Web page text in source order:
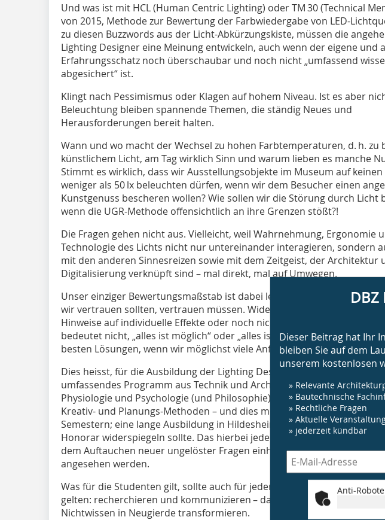
Und was ist mit HCL (Human Centric Lighting) oder TM 30 (Technical
von 2015, Methode zur Bewertung der Farbwiedergabe von LED-
zu diesen Buzzwords aus der Licht-Abkürzungskiste, müssen die
Lighting Designer eine Meinung entwickeln, auch wenn der eigene und
Erfahrungsschatz noch überschaubar und noch nicht „umfassend
abgesichert“ ist.
Klingt nach Pessimismus oder Klagen auf hohem Niveau. Ist es aber
Beleuchtung bleiben spannende Themen, die ständig Neues und
Herausforderungen bereit halten.
Wann und wo macht der Wechsel zu hohen Farbtemperaturen, d. h. zu
künstlichem Licht, am Tag wirklich Sinn und warum lieben es manche
Stimmt es wirklich, dass wir Ausstellungsobjekte im Museum auf keinen
weniger als 50 lx beleuchten dürfen, wenn wir dem Besucher einen
Kunstgenuss bescheren wollen? Wie sollen wir die Störung durch Licht
wenn die UGR-Methode offensichtlich an ihre Grenzen stößt?!
Die Fragen gehen nicht aus. Vielleicht, weil Wahrnehmung, Ergonomie
Technologie des Lichts nicht nur untereinander interagieren, sondern
mit den anderen Sinnesreizen sowie mit dem Zeitgeist, der Architektur
Digitalisierung verknüpft sind – mal direkt, mal auf Umwegen.
Unser einziger Bewertungsmaßstab ist dabei letztendlich der Mensch,
wir vertrauen sollten, vertrauen müssen. Widersprüchliche Urteile sind
Hinweise auf individuelle Effekte oder noch nicht bedachte
bedeutet nicht, „alles ist möglich“ oder „alles ist egal“. Vielmehr
besten Lösungen, wenn wir möglichst viele Anforderungen optimal
Dies heisst, für die Ausbildung der Lighting Designer Studenten an der
umfassendes Programm aus Technik und Architektur bereit zu stellen,
Physiologie und Psychologie (und Philosophie), aus Design- und Licht-
Kreativ- und Planungs-Methoden – und dies möglichst in sechs (plus vier)
Semestern; eine lange Ausbildung in Hildesheim und anderswo, die
Honorar widerspiegeln sollte. Das hierbei jeder Wissens­zuwachs auch
dem Auftauchen neuer ungelöster Fragen einhergeht, kann und sollte
angesehen werden.
Was für die Studenten gilt, sollte auch für jeden professionellen Licht-
gelten: recherchieren und kommunizieren – das Wissen ständig
Nichtwissen in Neugierde transformieren.
DBZ
Dieser Beitrag hat Ihr
bleiben Sie auf dem
unserem kostenlosen
» Relevante
» Bautechnische
» Rechtliche Fragen
» Aktuelle
» jederzeit kündbar
Anti-